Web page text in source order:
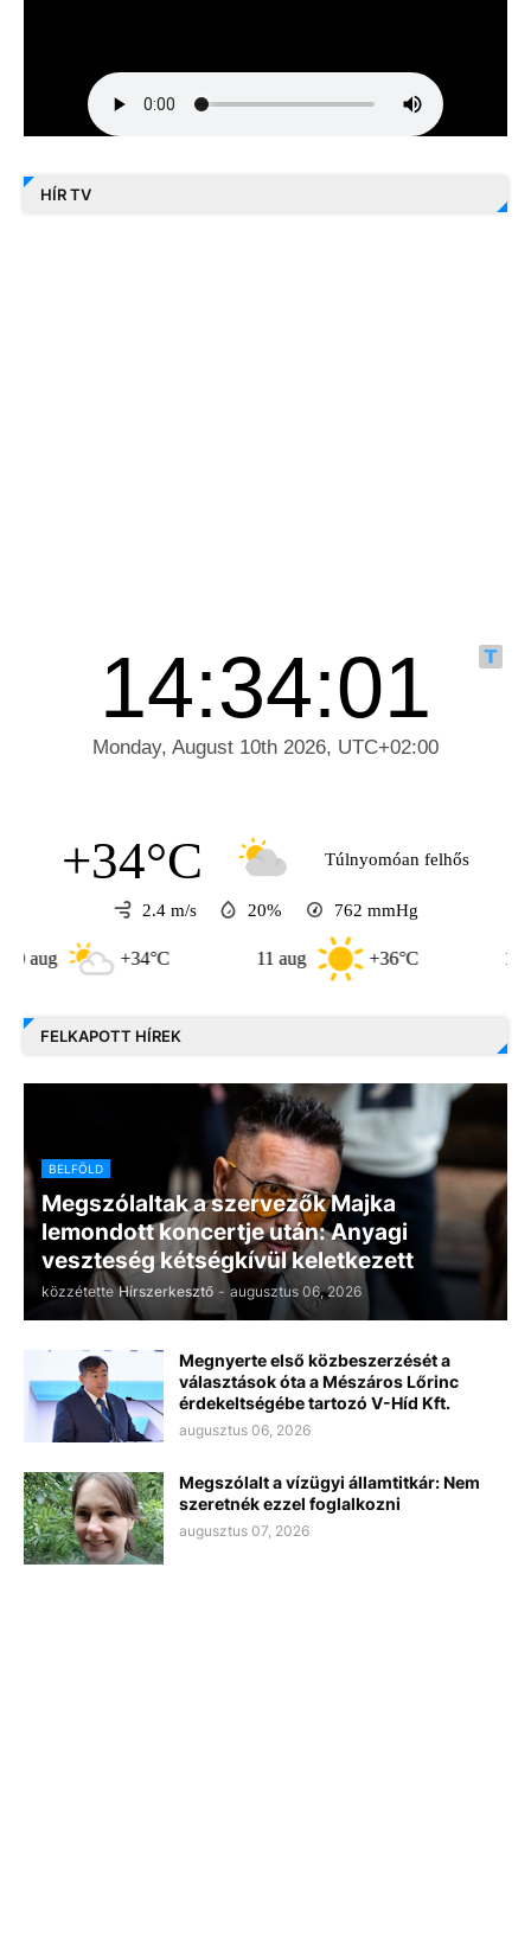
HÍR TV
+34°C Túlnyomóan felhős
2.4 m/s 20% 762 mmHg
+34°C +36°C
FELKAPOTT HÍREK
BELFÖLD
Megszólaltak a szervezők Majka
lemondott koncertje után: Anyagi
veszteség kétségkívül keletkezett
közzétette Hírszerkesztő - augusztus 06, 2026
Megnyerte első közbeszerzését a
választások óta a Mészáros Lőrinc
érdekeltségébe tartozó V-Híd Kft.
augusztus 06, 2026
Megszólalt a vízügyi államtitkár: Nem
szeretnék ezzel foglalkozni
augusztus 07, 2026